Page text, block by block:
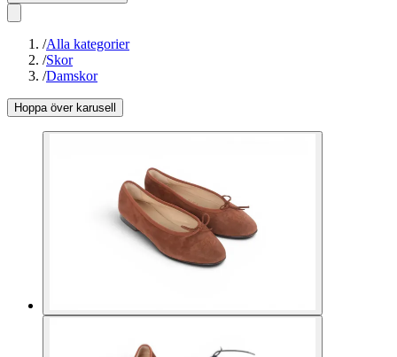
/Alla kategorier
/Skor
/Damskor
Hoppa över karusell